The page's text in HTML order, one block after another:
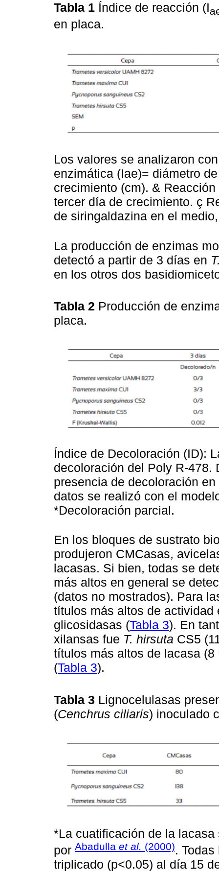
Tabla 1 Índice de reacción (I
en placa.
Los valores se analizaron
enzimática (Iae)= diámetro
crecimiento (cm). &
tercer día de crecimiento. ç
de siringaldazina en el
La producción de enzimas
detectó a partir de 3 días en
en los otros dos
Tabla 2 Producción de
placa.
Índice de Decoloración (ID):
decoloración del Poly R-478.
presencia de decoloración
datos se realizó con el
*Decoloración parcial.
En los bloques de sustrato
produjeron CMCasas,
lacasas. Si bien, todas se
más altos en general se
(datos no mostrados). Para
títulos más altos de actividad
glicosidasas (Tabla 3). En
xilansas fue T. hirsuta CS5
títulos más altos de lacasa
(Tabla 3).
Tabla 3 Lignocelulasas
(Cenchrus ciliaris) inoculado
*La cuatificación de la
por Abadulla et al. (2000).
triplicado (p<0.05) al día 15